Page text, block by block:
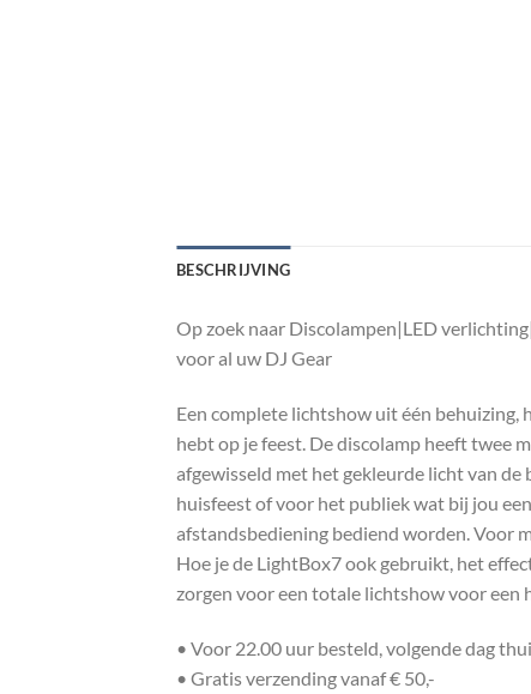
BESCHRIJVING
Op zoek naar Discolampen|LED
voor al uw DJ Gear
Een complete lichtshow uit één behuizing,
hebt op je feest. De discolamp heeft twee
afgewisseld met het gekleurde licht van
huisfeest of voor het publiek wat bij jou
afstandsbediening bediend worden. Voor
Hoe je de LightBox7 ook gebruikt, het
zorgen voor een totale lichtshow voor een
• Voor 22.00 uur besteld, volgende dag
• Gratis verzending vanaf € 50,-